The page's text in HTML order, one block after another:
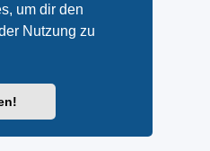
um dir den
Nutzung zu